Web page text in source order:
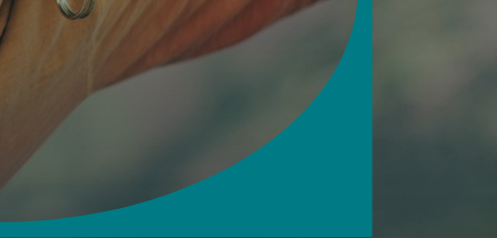
συναλλαγών
notifications
κωδικών Digital Banking
προσωπικών
μέσω Digital Banking
συναλλαγών Digital Banking
διαχείριση ρυθμίσεων καρτών